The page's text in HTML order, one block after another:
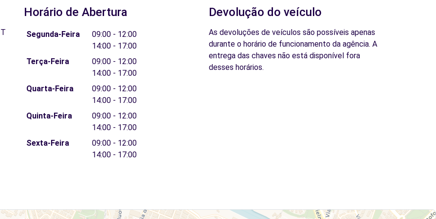
Horário de Abertura
Segunda-Feira
09:00 - 12:00
14:00 - 17:00
Terça-Feira
09:00 - 12:00
14:00 - 17:00
Quarta-Feira
09:00 - 12:00
14:00 - 17:00
Quinta-Feira
09:00 - 12:00
14:00 - 17:00
Sexta-Feira
09:00 - 12:00
14:00 - 17:00
Devolução do veículo
As devoluções de veículos são possíveis apenas
durante o horário de funcionamento da agência. A
entrega das chaves não está disponível fora
desses horários.